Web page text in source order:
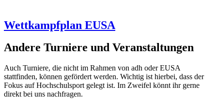
Wettkampfplan EUSA
Andere Turniere und Veranstaltungen
Auch Turniere, die nicht im Rahmen von adh oder EUSA
stattfinden, können gefördert werden. Wichtig ist hierbei, dass der
Fokus auf Hochschulsport gelegt ist. Im Zweifel könnt ihr gerne
direkt bei uns nachfragen.